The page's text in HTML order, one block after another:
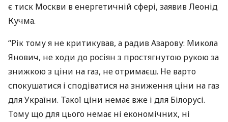
є тиск Москви в енергетичній сфері, заявив Леонід
Кучма.
“Рік тому я не критикував, а радив Азарову: Микола
Янович, не ходи до росіян з простягнутою рукою за
знижкою з ціни на газ, не отримаєш. Не варто
спокушатися і сподіватися на зниження ціни на газ
для України. Такої ціни немає вже і для Білорусі.
Тому що для цього немає ні економічних, ні